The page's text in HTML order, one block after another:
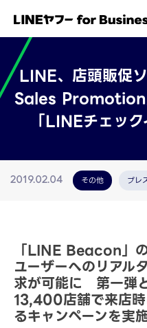
LINE、店頭販促
Sales Promotion
「LINEチェッ
2019.02.04 その他 プレ
「LINE Beacon」
ユーザーへのリアル
求が可能に 第一弾
13,400店舗で来店
るキャンペーンを実